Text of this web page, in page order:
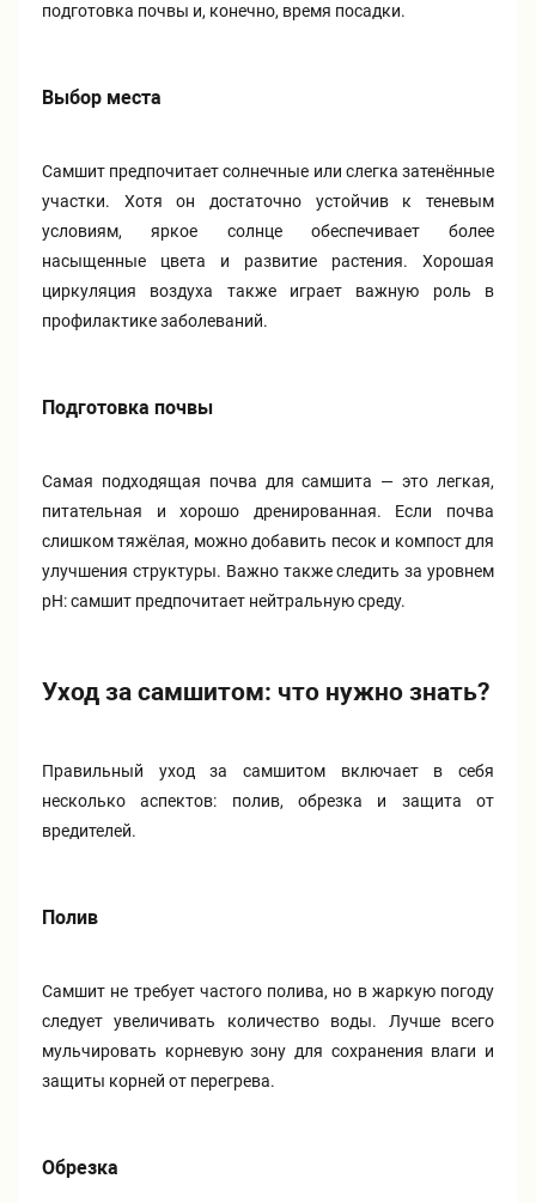
подготовка почвы и, конечно, время посадки.
Выбор места
Самшит предпочитает солнечные или слегка затенённые
участки. Хотя он достаточно устойчив к теневым
условиям, яркое солнце обеспечивает более
насыщенные цвета и развитие растения. Хорошая
циркуляция воздуха также играет важную роль в
профилактике заболеваний.
Подготовка почвы
Самая подходящая почва для самшита — это легкая,
питательная и хорошо дренированная. Если почва
слишком тяжёлая, можно добавить песок и компост для
улучшения структуры. Важно также следить за уровнем
pH: самшит предпочитает нейтральную среду.
Уход за самшитом: что нужно знать?
Правильный уход за самшитом включает в себя
несколько аспектов: полив, обрезка и защита от
вредителей.
Полив
Самшит не требует частого полива, но в жаркую погоду
следует увеличивать количество воды. Лучше всего
мульчировать корневую зону для сохранения влаги и
защиты корней от перегрева.
Обрезка